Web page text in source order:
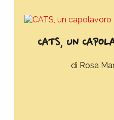
CATS, UN
Rosa